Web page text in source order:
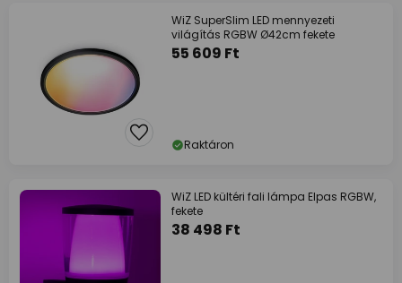
WiZ SuperSlim LED mennyezeti
világítás RGBW Ø42cm fekete
55 609 Ft
Raktáron
WiZ LED kültéri fali lámpa Elpas RGBW,
fekete
38 498 Ft